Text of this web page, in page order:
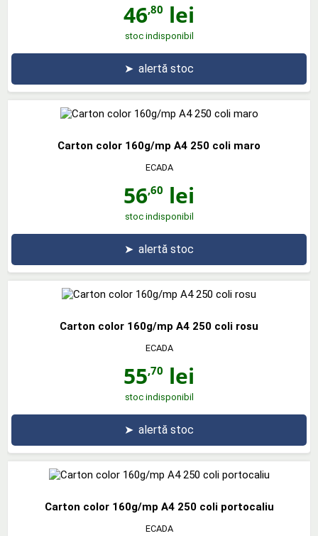
46,80 lei
stoc indisponibil
➤ alertă stoc
Carton color 160g/mp A4 250 coli maro
ECADA
56,60 lei
stoc indisponibil
➤ alertă stoc
Carton color 160g/mp A4 250 coli rosu
ECADA
55,70 lei
stoc indisponibil
➤ alertă stoc
Carton color 160g/mp A4 250 coli portocaliu
ECADA